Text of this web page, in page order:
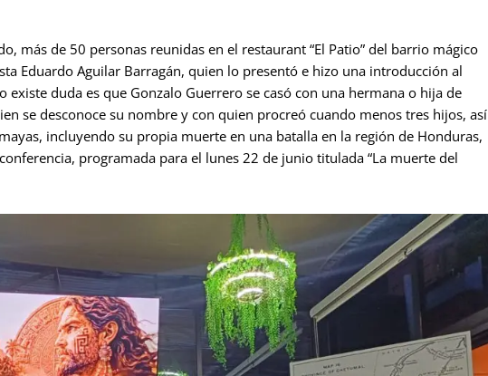
más de 50 personas reunidas en el restaurant “El Patio” del barrio mágico
Eduardo Aguilar Barragán, quien lo presentó e hizo una introducción al
existe duda es que Gonzalo Guerrero se casó con una hermana o hija de
se desconoce su nombre y con quien procreó cuando menos tres hijos, así
incluyendo su propia muerte en una batalla en la región de Honduras,
programada para el lunes 22 de junio titulada “La muerte del